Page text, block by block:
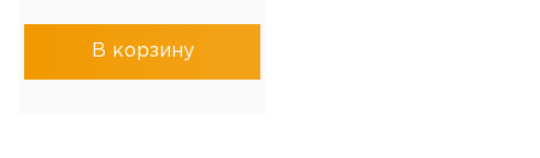
В корзину